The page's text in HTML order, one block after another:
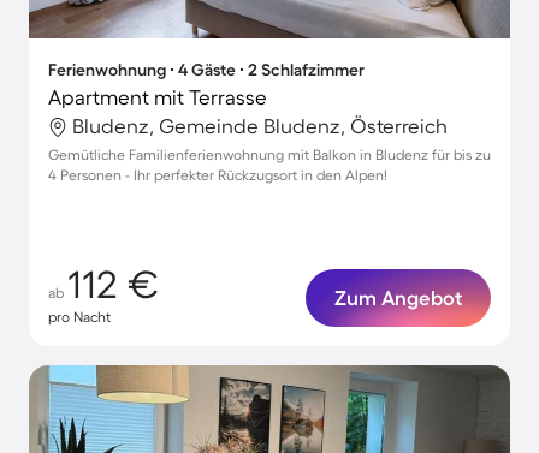
Ferienwohnung ∙ 4 Gäste ∙ 2 Schlafzimmer
Apartment mit Terrasse
Bludenz, Gemeinde Bludenz, Österreich
Gemütliche Familienferienwohnung mit Balkon in Bludenz für bis zu
4 Personen - Ihr perfekter Rückzugsort in den Alpen!
ab 112 €
pro Nacht
Zum Angebot